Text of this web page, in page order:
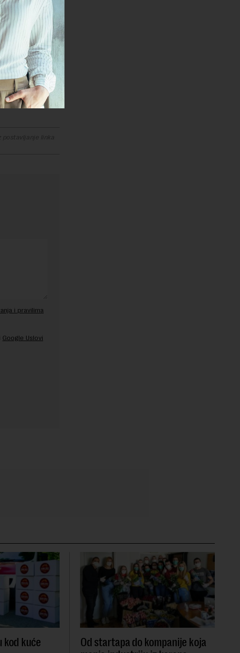
vrlo
Jako
se što ranije
su uspeli
kada sve ovo
što sam
raditi na
Srpske
postavljanje linka
i pravilima
Google Uslovi
kod kuće
Od startapa do kompanije koja